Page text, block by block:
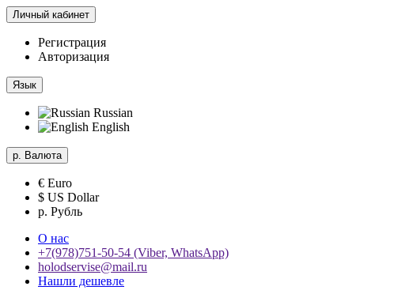
Личный кабинет
Регистрация
Авторизация
Язык
Russian
English
р. Валюта
€ Euro
$ US Dollar
р. Рубль
О нас
+7(978)751-50-54 (Viber, WhatsApp)
holodservise@mail.ru
Нашли дешевле